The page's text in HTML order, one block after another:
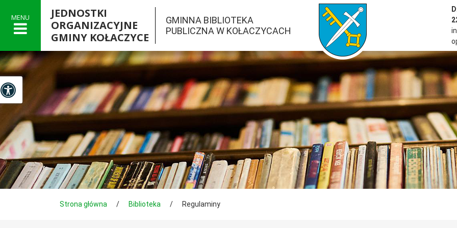
MENU
JEDNOSTKI
ORGANIZACYJNE
GMINY KOŁACZYCE
GMINNA BIBLIOTEKA
PUBLICZNA W KOŁACZYCACH
przejść do strony głównej serwisu
Tutaj jesteś
Strona główna / Biblioteka / Regulaminy

Panel dostosowania ułatwień dostępu